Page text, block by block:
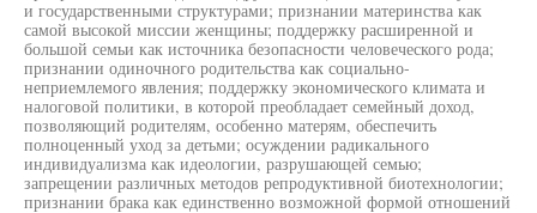
и государственными структурами; признании материнства как
самой высокой миссии женщины; поддержку расширенной и
большой семьи как источника безопасности человеческого рода;
признании одиночного родительства как социально-
неприемлемого явления; поддержку экономического климата и
налоговой политики, в которой преобладает семейный доход,
позволяющий родителям, особенно матерям, обеспечить
полноценный уход за детьми; осуждении радикального
индивидуализма как идеологии, разрушающей семью;
запрещении различных методов репродуктивной биотехнологии;
признании брака как единственно возможной формой отношений